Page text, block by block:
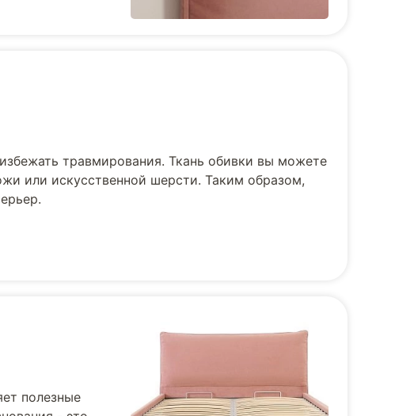
травмирования. Ткань обивки вы можете
или искусственной шерсти. Таким образом,
полезные